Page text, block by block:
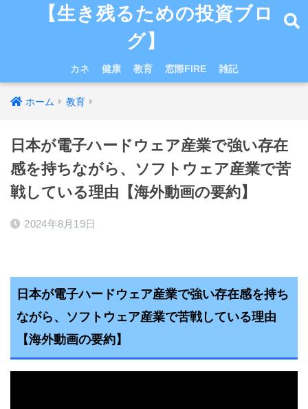
【生き残るための投資ブロ
グ】
カネ 健康 教育 窓際FIRE 雑記
ホーム 教育
日本が電子ハードウェア産業で強い存在
感を持ちながら、ソフトウェア産業で苦
戦している理由【海外動画の要約】
2024年8月19日
日本が電子ハードウェア産業で強い存在感を持ち
ながら、ソフトウェア産業で苦戦している理由
【海外動画の要約】